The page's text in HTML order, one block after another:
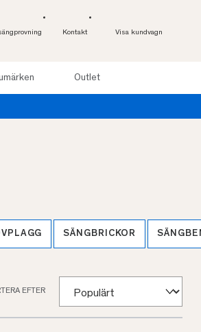
Kontakt Visa kundvagn
Outlet
SÄNGBRICKOR
EFTER